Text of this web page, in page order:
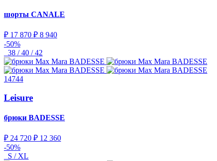
шорты CANALE
₽ 17 870 ₽ 8 940
-50%
38 / 40 / 42
14744
Leisure
брюки BADESSE
₽ 24 720 ₽ 12 360
-50%
S / XL